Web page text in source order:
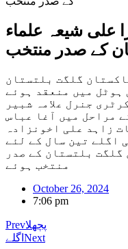
علی شیعہ علماء
کے صدر منتخب
گلگت بلتستان
ہوٹل میں منعقد ہوئے
جنرل علامہ شبیر
مراحل میں آغا عباس
زاہد علی اخونزادہ
اگلے تین سال کے لئے
بلتستان کے صدر
منتخب ہوئے
October 26, 2024
7:06 pm
Prevپچھلا
اگلے Next